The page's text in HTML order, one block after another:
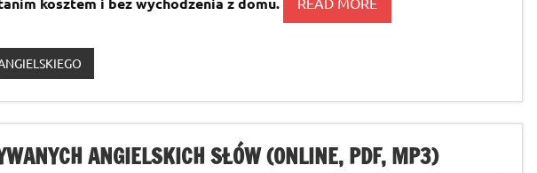
ANGIELSKICH SŁÓW (ONLINE, PDF, MP3)